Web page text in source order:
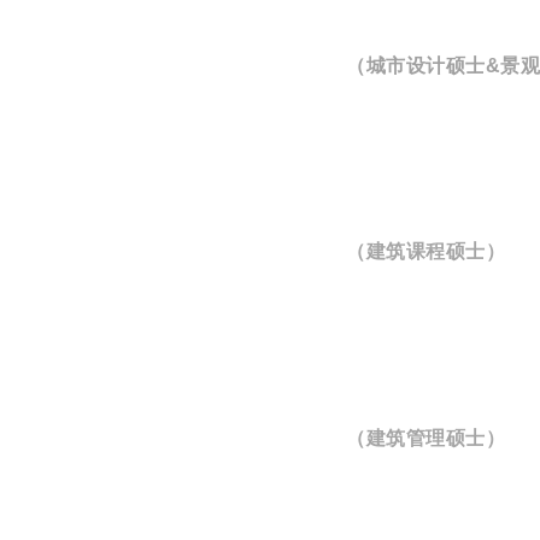
（城市设计硕士&景
（建筑课程硕士）
（建筑管理硕士）